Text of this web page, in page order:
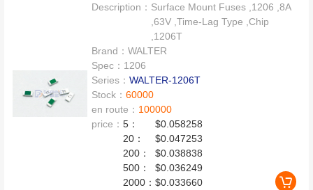
Description： Surface Mount Fuses ,1206 ,8A
,63V ,Time-Lag Type ,Chip
,1206T
Brand：WALTER
Spec： 1206
Series：WALTER-1206T
Stock：60000
en route： 100000
price：5：
$0.058258
20：
$0.047253
200：
$0.038838
500：
$0.036249
2000：$0.033660